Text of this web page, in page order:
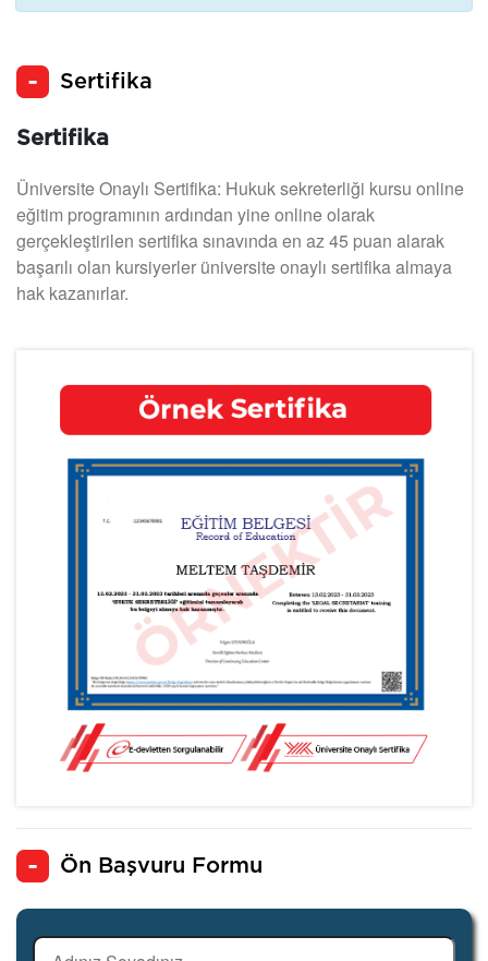
Sertifika
Sertifika
Üniversite Onaylı Sertifika: Hukuk sekreterliği kursu online
eğitim programının ardından yine online olarak
gerçekleştirilen sertifika sınavında en az 45 puan alarak
başarılı olan kursiyerler üniversite onaylı sertifika almaya
hak kazanırlar.
Ön Başvuru Formu